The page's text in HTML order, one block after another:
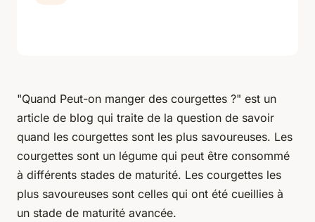
"Quand Peut-on manger des courgettes ?" est un
article de blog qui traite de la question de savoir
quand les courgettes sont les plus savoureuses. Les
courgettes sont un légume qui peut être consommé
à différents stades de maturité. Les courgettes les
plus savoureuses sont celles qui ont été cueillies à
un stade de maturité avancée.